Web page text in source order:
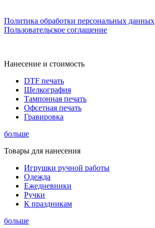
Политика обработки персональных данных
Пользовательское соглашение
Нанесение и стоимость
DTF печать
Шелкография
Тампонная печать
Офсетная печать
Гравировка
больше
Товары для нанесения
Игрушки ручной работы
Одежда
Ежедневники
Ручки
К праздникам
больше